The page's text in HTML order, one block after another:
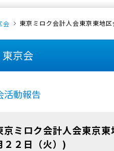
会 東京ミロク会計人会東京東地
東京会
活動報告
京ミロク会計人会東京
２２日（火）)